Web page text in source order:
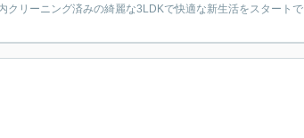
リーニング済みの綺麗な3LDKで快適な新生活をスタート